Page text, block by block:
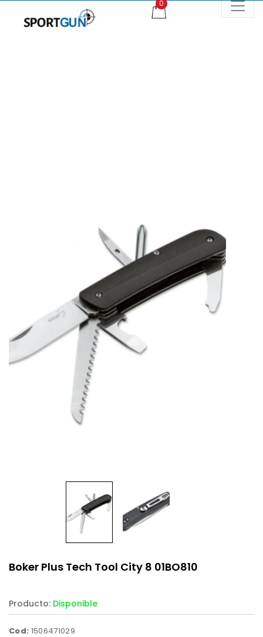
Boker Plus Tech Tool City 8 01BO810
Producto: Disponible
Cod: 1506471029